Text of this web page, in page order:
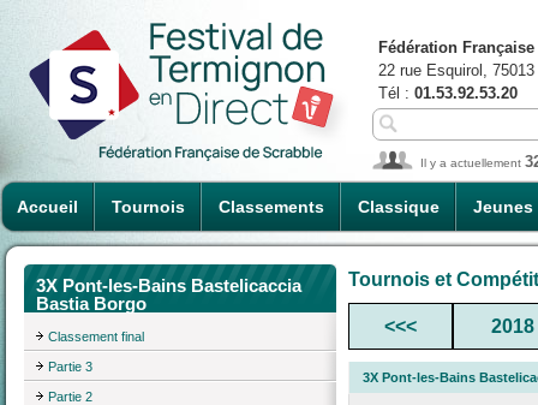
Accueil Tournois Classements Classique Jeunes
Fédération
22 rue Esquirol,
Tél : 01.53.92.53.20
Il y a actuellement
3X Pont-les-Bains Bastelicaccia
Bastia Borgo
Classement final
Partie 3
Partie 2
Tournois et
<<< 2018
3X Pont-les-Bains